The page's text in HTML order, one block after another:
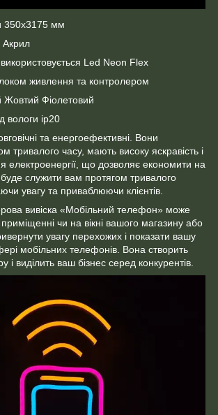
350х3175 мм
Led Neon Flex
живлення та контролером
Жовтий Фіолетовий
вологи ip20
та енергоефективні. Вони
тривалого часу, мають високу яскравість і
електроенергії, що дозволяє економити на
буде служити вам протягом тривалого
увагу та приваблюючи клієнтів.
вивіска «Мобільний телефон» може
чи на вікні вашого магазину або
увагу перехожих і показати вашу
мобільних телефонів. Вона створить
і виділить ваш бізнес серед конкурентів.